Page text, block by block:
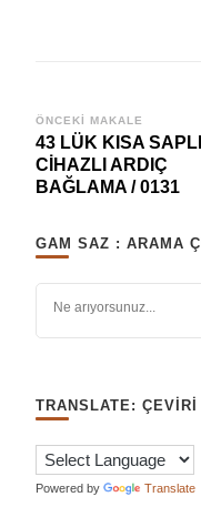
Yazı
dolaşımı
ÖNCEKI MAKALE
43 LÜK KISA SAPLI
CİHAZLI ARDIÇ
BAĞLAMA / 0131
GAM SAZ : ARAMA
TRANSLATE: ÇEVIRI
Powered by Translate